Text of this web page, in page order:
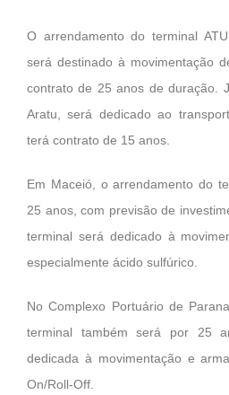
O arrendamento do terminal
será destinado à movimentação
contrato de 25 anos de duração.
Aratu, será dedicado ao
terá contrato de 15 anos.
Em Maceió, o arrendamento do
25 anos, com previsão de
terminal será dedicado à
especialmente ácido sulfúrico.
No Complexo Portuário de
terminal também será por 25
dedicada à movimentação e
On/Roll-Off.